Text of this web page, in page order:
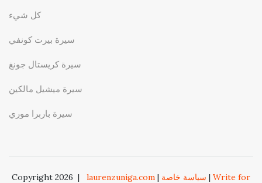
كل شيء
سيرة بيرت كونفي
سيرة كريستال جونغ
سيرة ميشيل مالكين
سيرة باربرا موري
Copyright 2026 | laurenzuniga.com | سياسة خاصة | Write for